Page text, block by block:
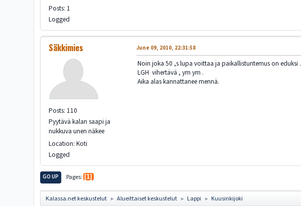
Posts: 1
Logged
Säkkimies
Posts: 110
Pyytävä kalan saapi ja
nukkuva unen näkee
Location: Koti
Logged
June 09, 2010, 22:31:58
Noin joka 50 ,s lupa voittaa ja paikallistuntemus on eduksi .
LGH vihertävä , ym ym .
Aika alas kannattanee mennä.
GO UP Pages 1
Kalassa.net keskustelut ► Alueittaiset keskustelut ► Lappi ► Kuusinkijoki